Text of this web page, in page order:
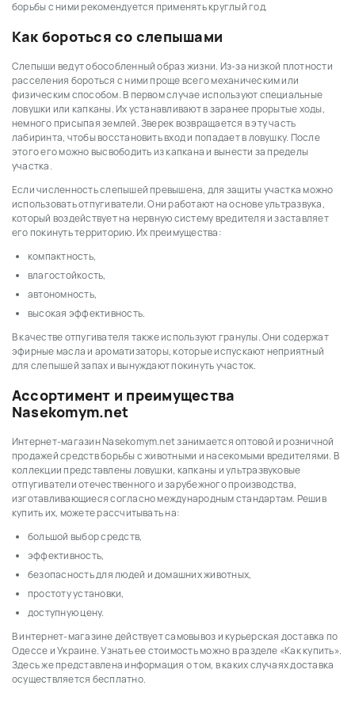
борьбы с ними рекомендуется применять круглый год.
Как бороться со слепышами
Слепыши ведут обособленный образ жизни. Из-за низкой плотности
расселения бороться с ними проще всего механическим или
физическим способом. В первом случае используют специальные
ловушки или капканы. Их устанавливают в заранее прорытые ходы,
немного присыпая землей. Зверек возвращается в эту часть
лабиринта, чтобы восстановить вход и попадает в ловушку. После
этого его можно высвободить из капкана и вынести за пределы
участка.
Если численность слепышей превышена, для защиты участка можно
использовать отпугиватели. Они работают на основе ультразвука,
который воздействует на нервную систему вредителя и заставляет
его покинуть территорию. Их преимущества:
компактность,
влагостойкость,
автономность,
высокая эффективность.
В качестве отпугивателя также используют гранулы. Они содержат
эфирные масла и ароматизаторы, которые испускают неприятный
для слепышей запах и вынуждают покинуть участок.
Ассортимент и преимущества
Nasekomym.net
Интернет-магазин Nasekomym.net занимается оптовой и розничной
продажей средств борьбы с животными и насекомыми вредителями. В
коллекции представлены ловушки, капканы и ультразвуковые
отпугиватели отечественного и зарубежного производства,
изготавливающиеся согласно международным стандартам. Решив
купить их, можете рассчитывать на:
большой выбор средств,
эффективность,
безопасность для людей и домашних животных,
простоту установки,
доступную цену.
В интернет-магазине действует самовывоз и курьерская доставка по
Одессе и Украине. Узнать ее стоимость можно в разделе «Как купить».
Здесь же представлена информация о том, в каких случаях доставка
осуществляется бесплатно.